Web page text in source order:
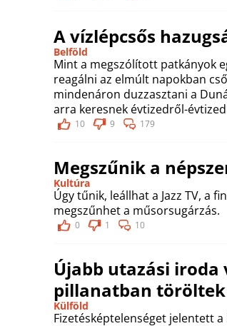
A vízlépcsős
Belföld
Mint a megszólított patkányok
reagálni az elmúlt napokban
mindenáron duzzasztani a
arra keresnek évtizedről-
10 9 179
Megszűnik a
Kultúra
Úgy tűnik, leállhat a Jazz TV, a
megszűnhet a műsorsugárzás.
0 1 10
Újabb utazási
pillanatban
Külföld
Fizetésképtelenséget jelentett